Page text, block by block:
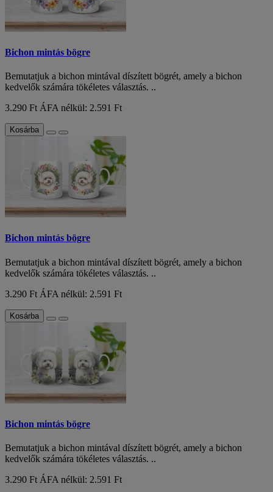
Bichon mintás bögre
Bemutatjuk a bichon mintával díszített bögrét, amely a bichon
kedvelők számára tökéletes választás. ..
3.290 Ft ÁFA nélkül: 2.591 Ft
Kosárba
Bichon mintás bögre
Bemutatjuk a bichon mintával díszített bögrét, amely a bichon
kedvelők számára tökéletes választás. ..
3.290 Ft ÁFA nélkül: 2.591 Ft
Kosárba
Bichon mintás bögre
Bemutatjuk a bichon mintával díszített bögrét, amely a bichon
kedvelők számára tökéletes választás. ..
3.290 Ft ÁFA nélkül: 2.591 Ft